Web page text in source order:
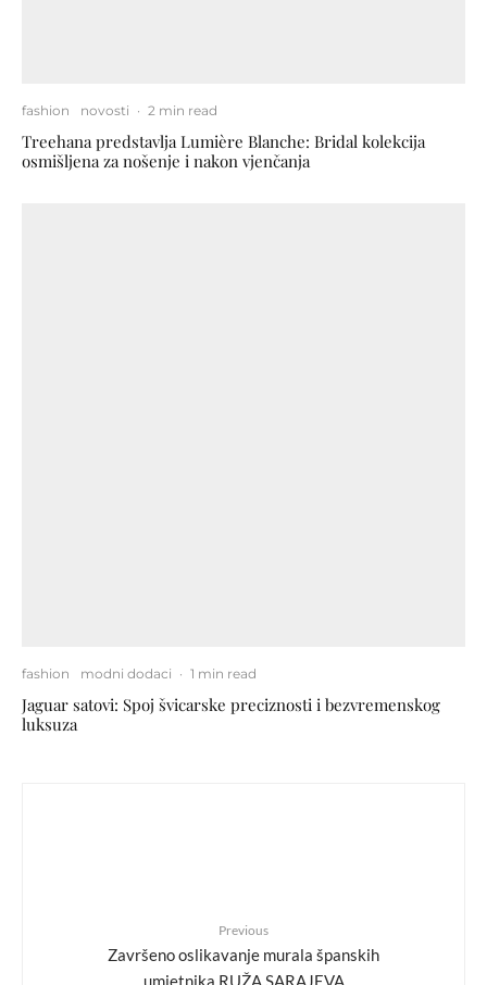
fashion novosti · 2 min read
Treehana predstavlja Lumière Blanche: Bridal kolekcija
osmišljena za nošenje i nakon vjenčanja
fashion modni dodaci · 1 min read
Jaguar satovi: Spoj švicarske preciznosti i bezvremenskog
luksuza
Previous
Završeno oslikavanje murala španskih
umjetnika RUŽA SARAJEVA